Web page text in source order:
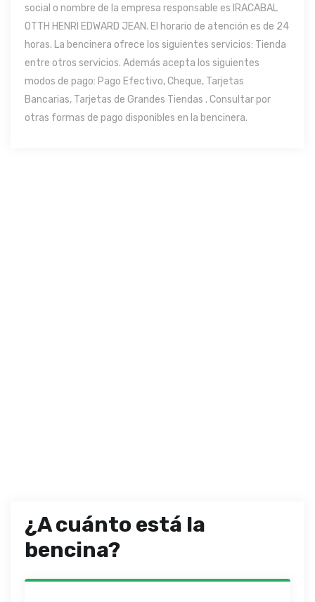
social o nombre de la empresa responsable es IRACABAL
OTTH HENRI EDWARD JEAN. El horario de atención es de 24
horas. La bencinera ofrece los siguientes servicios: Tienda
entre otros servicios. Además acepta los siguientes
modos de pago: Pago Efectivo, Cheque, Tarjetas
Bancarias, Tarjetas de Grandes Tiendas . Consultar por
otras formas de pago disponibles en la bencinera.
¿A cuánto está la
bencina?